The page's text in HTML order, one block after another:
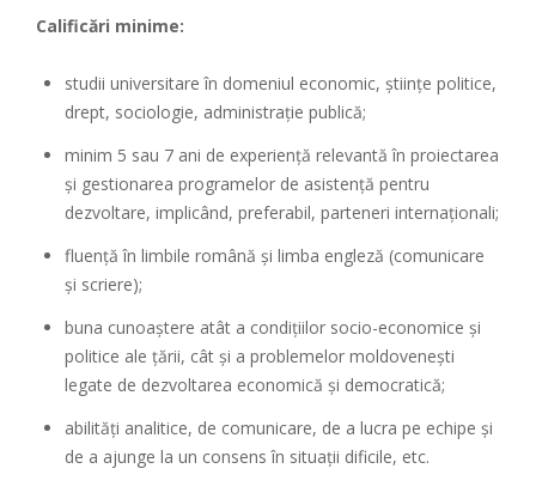
Calificări minime:
studii universitare în domeniul economic, științe politice,
drept, sociologie, administrație publică;
minim 5 sau 7 ani de experiență relevantă în proiectarea
și gestionarea programelor de asistență pentru
dezvoltare, implicând, preferabil, parteneri internaționali;
fluență în limbile română și limba engleză (comunicare
și scriere);
buna cunoaștere atât a condițiilor socio-economice și
politice ale țării, cât și a problemelor moldovenești
legate de dezvoltarea economică și democratică;
abilități analitice, de comunicare, de a lucra pe echipe și
de a ajunge la un consens în situații dificile, etc.